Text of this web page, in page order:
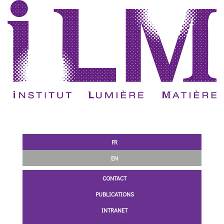
FR
EN
CONTACT
PUBLICATIONS
INTRANET